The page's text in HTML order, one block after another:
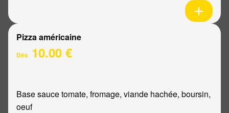
Pizza américaine
Dès 10.00 €
Base sauce tomate, fromage, viande hachée, boursin,
oeuf